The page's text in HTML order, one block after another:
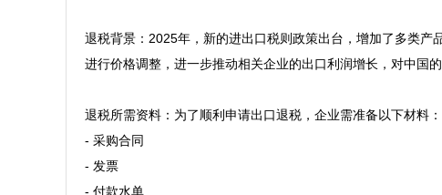
退税背景：2025年，新的进出口税则政策出台，增加了多类
进行价格调整，进一步推动相关企业的出口利润增长，对中国
退税所需资料：为了顺利申请出口退税，企业需准备以下材料：
- 采购合同
- 发票
- 付款水单